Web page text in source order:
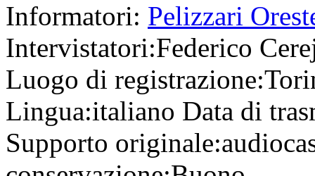
Informatori: Pelizzari
Intervistatori:Federico
Luogo di registrazione:
Lingua:italiano Data di
Supporto originale: